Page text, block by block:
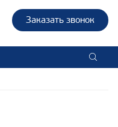
Заказать звонок